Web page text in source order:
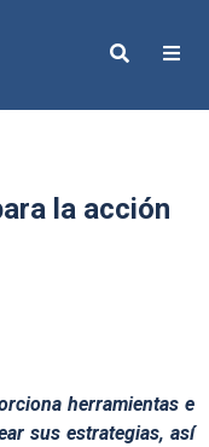
Search
la acción
herramientas e
sus estrategias, así